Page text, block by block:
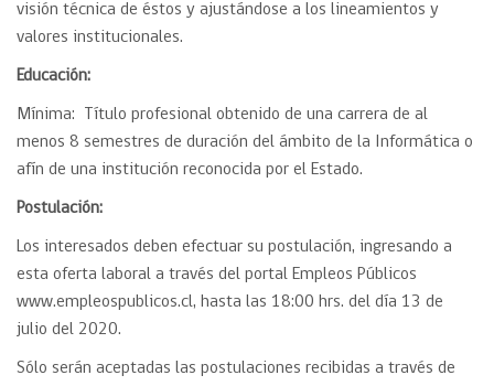
visión técnica de éstos y ajustándose a los lineamientos y
valores institucionales.
Educación:
Mínima: Título profesional obtenido de una carrera de al
menos 8 semestres de duración del ámbito de la Informática o
afín de una institución reconocida por el Estado.
Postulación:
Los interesados deben efectuar su postulación, ingresando a
esta oferta laboral a través del portal Empleos Públicos
www.empleospublicos.cl, hasta las 18:00 hrs. del día 13 de
julio del 2020.
Sólo serán aceptadas las postulaciones recibidas a través de